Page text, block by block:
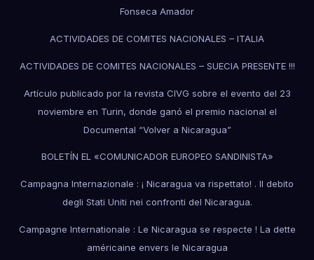
Fonseca Amador
ACTIVIDADES DE COMITES NACIONALES – ITALIA
ACTIVIDADES DE COMITES NACIONALES – SUECIA PRESENTE !!!
Artículo publicado por la revista CIVG sobre el evento del 23
noviembre en Turin, donde ganó el premio nacional el
Documental “Volver a Nicaragua”
BOLETÍN EL «COMUNICADOR EUROPEO SANDINISTA»
Campagna Internazionale : ¡ Nicaragua va rispettato! . Il debito
degli Stati Uniti nei confronti del Nicaragua.
Campagne Internationale : Le Nicaragua se respecte ! La dette
américaine envers le Nicaragua